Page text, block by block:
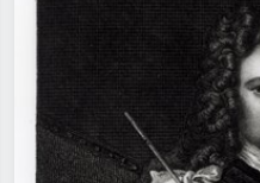
Impressionismo, onda di Hokusai,